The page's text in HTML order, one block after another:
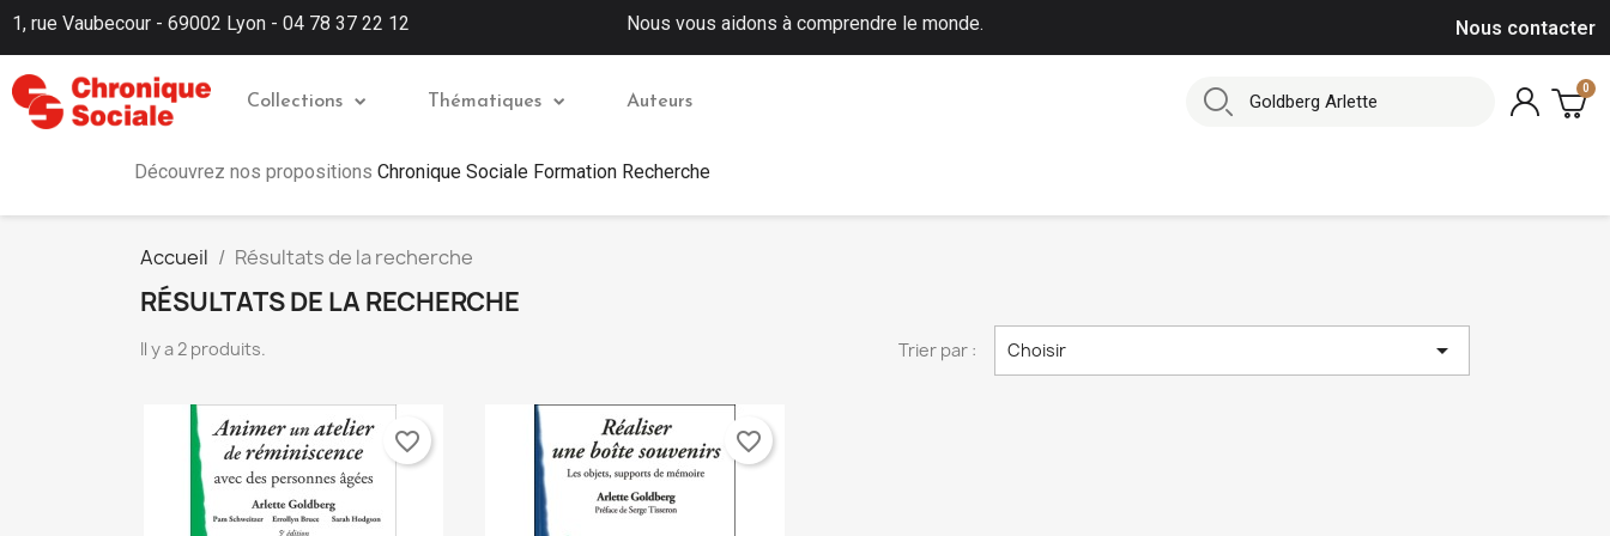
1, rue Vaubecour - 69002 Lyon - 04 78 37 22 12 Nous vous aidons à comprendre le monde. Nous contacter
Collections Thématiques Auteurs
Découvrez nos propositions Chronique Sociale Formation Recherche
Accueil Résultats de la recherche
RÉSULTATS DE LA RECHERCHE
Il y a 2 produits. Trier par : Choisir 
favorite_border favorite_border